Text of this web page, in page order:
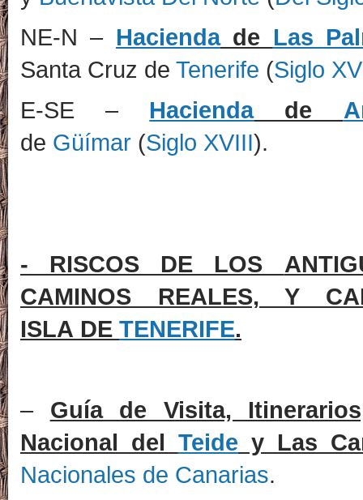
NE-N – Haciendade Las
Santa Cruz de Tenerife (Siglo
E-SE – Haciendade
de Güímar (Siglo XVIII).
- RISCOS DE LOS
CAMINOS REALES, Y
ISLA DE TENERIFE.
– Guía de Visita,
Nacional del Teide y Las
Nacionales de Canarias.